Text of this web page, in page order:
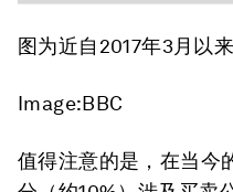
图为近自2017年3月以
Image:BBC
值得注意的是，在当今